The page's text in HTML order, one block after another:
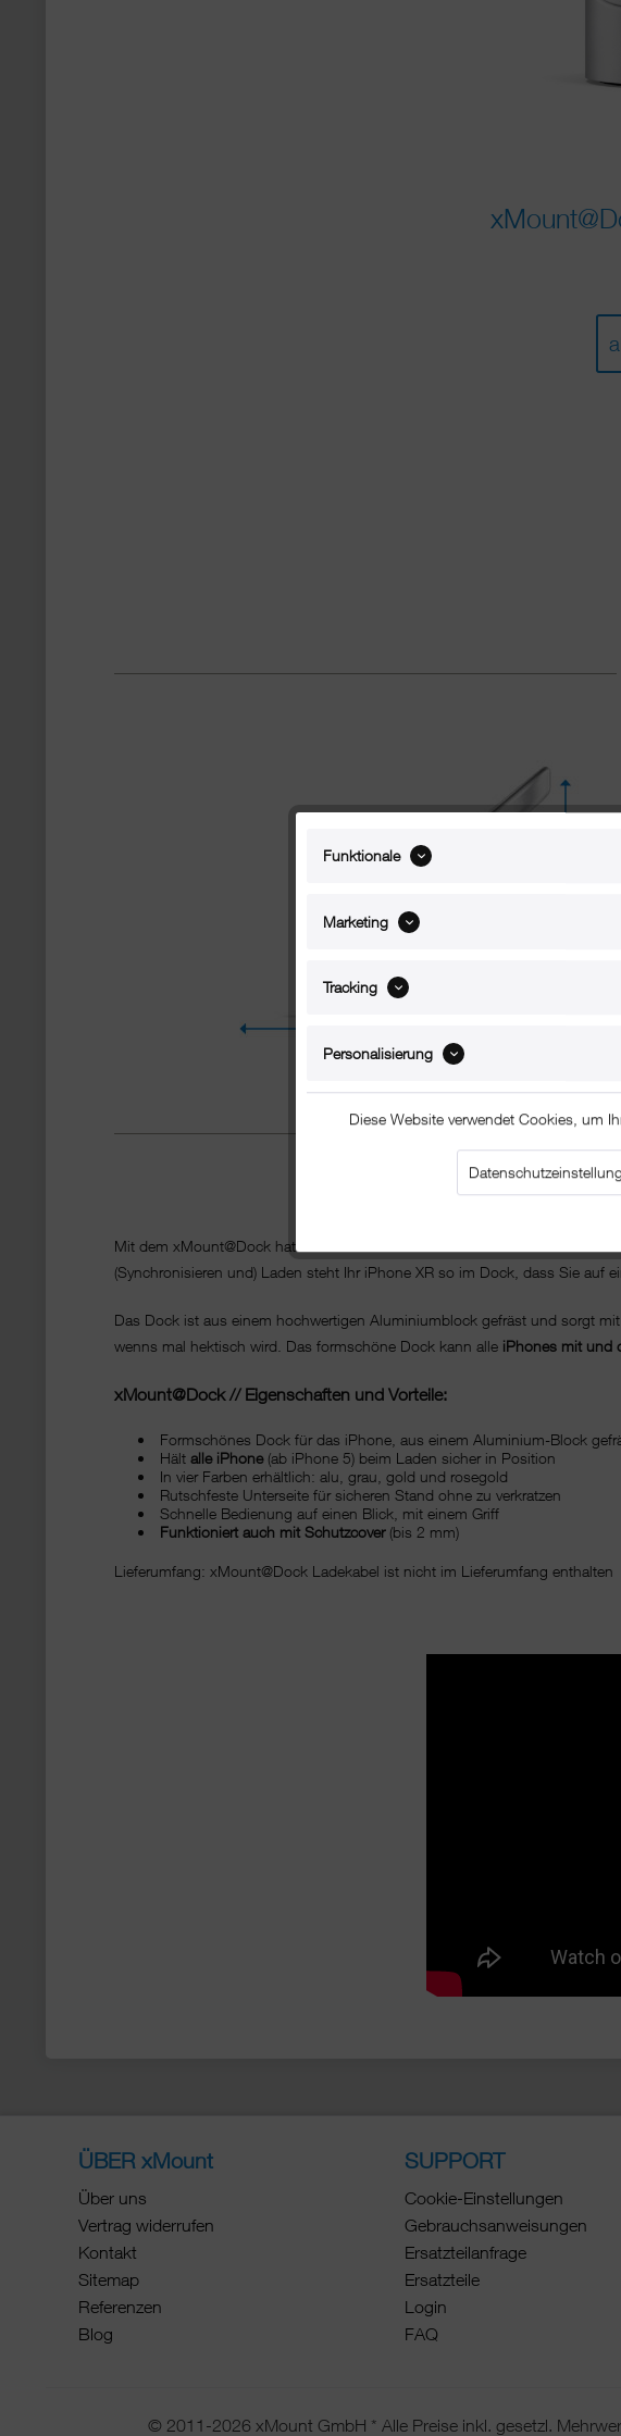
xMount@Dock-
Mit dem xMount@Dock hat Ihr iPhone XR endlich einen festen Platz auf
(Synchronisieren und) Laden steht Ihr iPhone XR so im Dock, dass Sie auf
Das Dock ist aus einem hochwertigen Aluminiumblock gefräst und sorgt
wenns mal hektisch wird. Das formschöne Dock kann alle iPhones mit und
xMount@Dock // Eigenschaften und Vorteile:
Formschönes Dock für das iPhone, aus einem Aluminium-Block
Hält alle iPhone(ab iPhone 5) beim Laden sicher in Position
In vier Farben erhältlich: alu, grau, gold und rosegold
Rutschfeste Unterseite für sicheren Stand ohne zu verkratzen
Schnelle Bedienung auf einen Blick, mit einem Griff
Funktioniert auch mit Schutzcover(bis 2 mm)
Lieferumfang: xMount@Dock Ladekabel ist nicht im Lieferumfang enthalten
ÜBER xMount
Über uns
Vertrag widerrufen
Kontakt
Sitemap
Referenzen
Blog
SUPPORT
Cookie-Einstellungen
Gebrauchsanweisungen
Ersatzteilanfrage
Ersatzteile
Login
FAQ
© 2011-2026 xMount GmbH * Alle Preise inkl. gesetzl.
Funktionale
Marketing
Tracking
Personalisierung
Diese Website verwendet Cookies, um